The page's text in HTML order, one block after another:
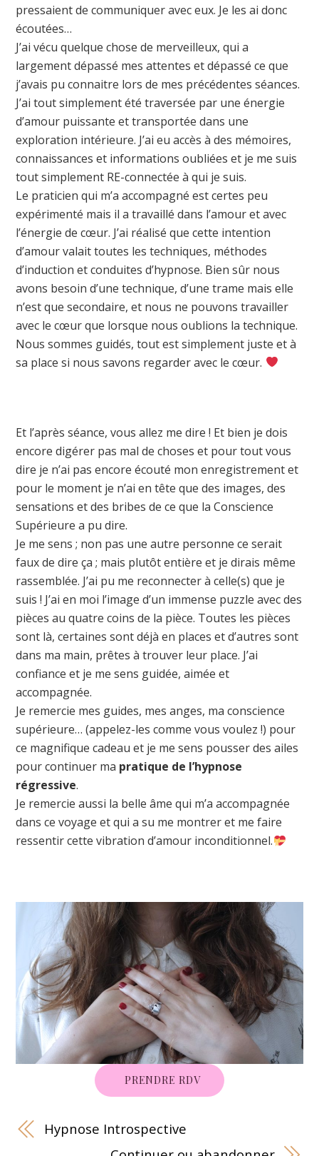
pressaient de communiquer avec eux. Je les ai donc
écoutées…
J’ai vécu quelque chose de merveilleux, qui a
largement dépassé mes attentes et dépassé ce que
j’avais pu connaitre lors de mes précédentes séances.
J’ai tout simplement été traversée par une énergie
d’amour puissante et transportée dans une
exploration intérieure. J’ai eu accès à des mémoires,
connaissances et informations oubliées et je me suis
tout simplement RE-connectée à qui je suis.
Le praticien qui m’a accompagné est certes peu
expérimenté mais il a travaillé dans l’amour et avec
l’énergie de cœur. J’ai réalisé que cette intention
d’amour valait toutes les techniques, méthodes
d’induction et conduites d’hypnose. Bien sûr nous
avons besoin d’une technique, d’une trame mais elle
n’est que secondaire, et nous ne pouvons travailler
avec le cœur que lorsque nous oublions la technique.
Nous sommes guidés, tout est simplement juste et à
sa place si nous savons regarder avec le cœur.
Et l’après séance, vous allez me dire ! Et bien je dois
encore digérer pas mal de choses et pour tout vous
dire je n’ai pas encore écouté mon enregistrement et
pour le moment je n’ai en tête que des images, des
sensations et des bribes de ce que la Conscience
Supérieure a pu dire.
Je me sens ; non pas une autre personne ce serait
faux de dire ça ; mais plutôt entière et je dirais même
rassemblée. J’ai pu me reconnecter à celle(s) que je
suis ! J’ai en moi l’image d’un immense puzzle avec des
pièces au quatre coins de la pièce. Toutes les pièces
sont là, certaines sont déjà en places et d’autres sont
dans ma main, prêtes à trouver leur place. J’ai
confiance et je me sens guidée, aimée et
accompagnée.
Je remercie mes guides, mes anges, ma conscience
supérieure… (appelez-les comme vous voulez !) pour
ce magnifique cadeau et je me sens pousser des ailes
pour continuer ma pratique de l’hypnose
régressive.
Je remercie aussi la belle âme qui m’a accompagnée
dans ce voyage et qui a su me montrer et me faire
ressentir cette vibration d’amour inconditionnel.
PRENDRE RDV
Hypnose Introspective